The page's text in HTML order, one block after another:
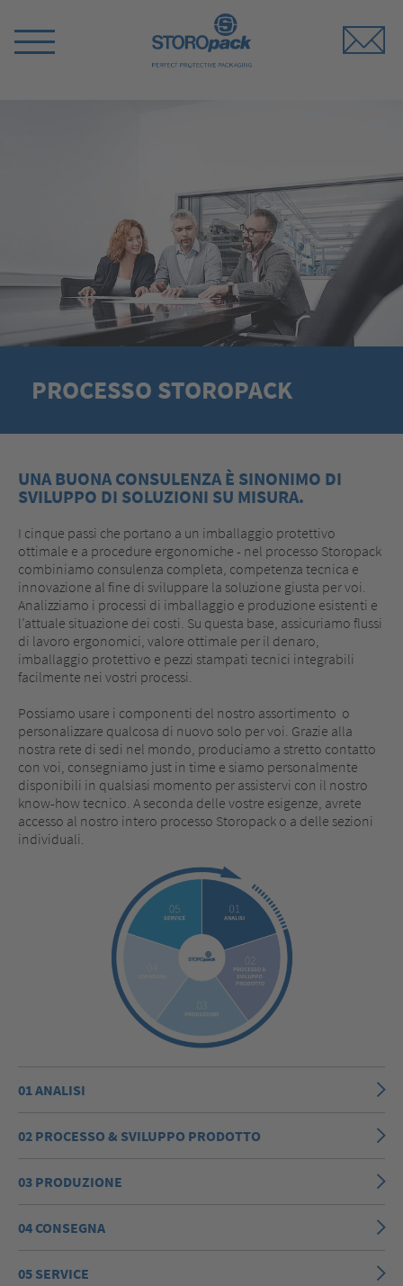
Switch
PROCESSO STOROPACK
UNA BUONA CONSULENZA È SINONIMO DI
SVILUPPO DI SOLUZIONI SU MISURA.
I cinque passi che portano a un imballaggio protettivo
ottimale e a procedure ergonomiche - nel processo Storopack
combiniamo consulenza completa, competenza tecnica e
innovazione al fine di sviluppare la soluzione giusta per voi.
Analizziamo i processi di imballaggio e produzione esistenti e
l’attuale situazione dei costi. Su questa base, assicuriamo flussi
di lavoro ergonomici, valore ottimale per il denaro,
imballaggio protettivo e pezzi stampati tecnici integrabili
facilmente nei vostri processi.
Possiamo usare i componenti del nostro assortimento o
personalizzare qualcosa di nuovo solo per voi. Grazie alla
nostra rete di sedi nel mondo, produciamo a stretto contatto
con voi, consegniamo just in time e siamo personalmente
disponibili in qualsiasi momento per assistervi con il nostro
know-how tecnico. A seconda delle vostre esigenze, avrete
accesso al nostro intero processo Storopack o a delle sezioni
individuali.
01 ANALISI
02 PROCESSO & SVILUPPO PRODOTTO
03 PRODUZIONE
04 CONSEGNA
05 SERVICE